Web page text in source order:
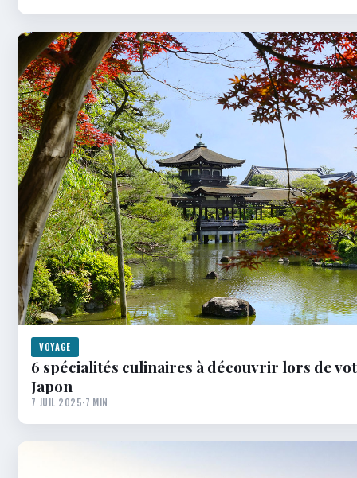
VOYAGE
6 spécialités culinaires à découvrir lors de
Japon
7 JUIL 2025·7 MIN